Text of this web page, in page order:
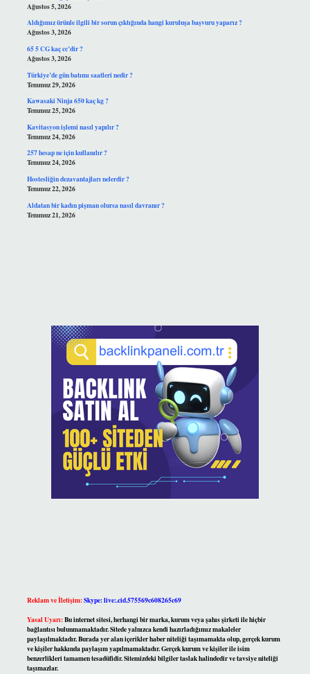
Ağustos 5, 2026
Aldığımız ürünle ilgili bir sorun çıktığında hangi kuruluşa başvuru yaparız ?
Ağustos 3, 2026
65 5 CG kaç cc’dir ?
Ağustos 3, 2026
Türkiye’de gün batımı saatleri nedir ?
Temmuz 29, 2026
Kawasaki Ninja 650 kaç kg ?
Temmuz 25, 2026
Kavitasyon işlemi nasıl yapılır ?
Temmuz 24, 2026
257 hesap ne için kullanılır ?
Temmuz 24, 2026
Hostesliğin dezavantajları nelerdir ?
Temmuz 22, 2026
Aldatan bir kadın pişman olursa nasıl davranır ?
Temmuz 21, 2026
Reklam ve İletişim:Skype: live:.cid.575569c608265c69
Yasal Uyarı:Bu internet sitesi, herhangi bir marka, kurum veya şahıs şirketi ile hiçbir
bağlantısı bulunmamaktadır. Sitede yalnızca kendi hazırladığımız makaleler
paylaşılmaktadır. Burada yer alan içerikler haber niteliği taşımamakta olup, gerçek kurum
ve kişiler hakkında paylaşım yapılmamaktadır. Gerçek kurum ve kişiler ile isim
benzerlikleri tamamen tesadüfidir. Sitemizdeki bilgiler taslak halindedir ve tavsiye niteliği
taşımazlar.